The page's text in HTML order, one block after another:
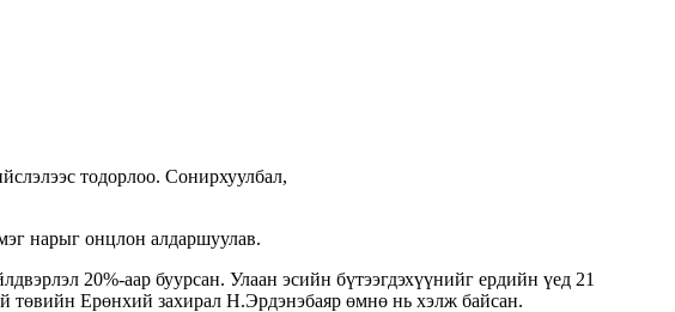
тодорлоо. Сонирхуулбал,
нарыг онцлон алдаршуулав.
20%-аар буурсан. Улаан эсийн бүтээгдэхүүнийг ердийн үед 21
төвийн Ерөнхий захирал Н.Эрдэнэбаяр өмнө нь хэлж байсан.